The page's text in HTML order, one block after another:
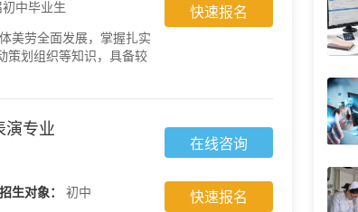
初中毕业生
美劳全面发展，掌握扎实
策划组织等知识，具备较
快速报名
演专业
招生对象： 初中
在线咨询
快速报名